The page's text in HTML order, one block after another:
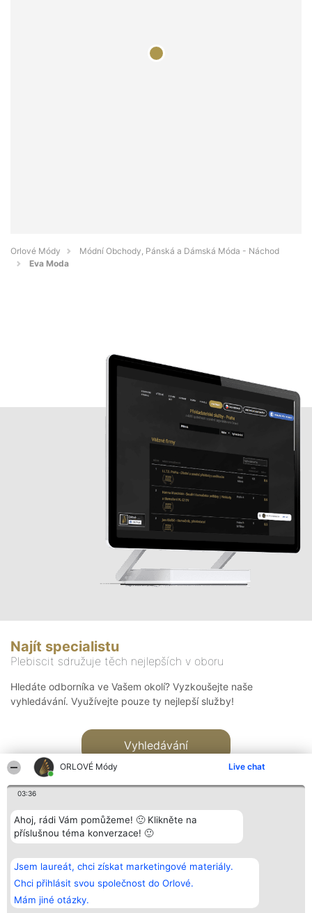
ORLOVÉ Módy Live chat
03:36
Ahoj, rádi Vám pomůžeme! 🙂 Klikněte na
příslušnou téma konverzace! 🙂
Jsem laureát, chci získat marketingové materiály.
Chci přihlásit svou společnost do Orlové.
Mám jiné otázky.
Orlové Módy
Módní Obchody, Pánská a Dámská Móda - Náchod
Eva Moda
Najít specialistu
Plebiscit sdružuje těch nejlepších v oboru
Hledáte odborníka ve Vašem okolí? Vyzkoušejte naše
vyhledávání. Využívejte pouze ty nejlepší služby!
Vyhledávání
Bright Side Solutions sp. z o.
o. sp. k.
ul. Ruska 22
Wrocław 50-079
KRS 0000749100 | Regon
381313360 | NIP 8943132676
Vítězové
Seznam všech
laureátů
Zásady
Zásady
Kontakt